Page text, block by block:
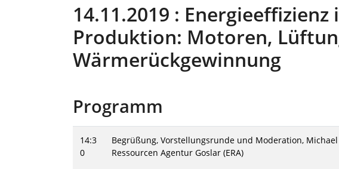
r
h
e
r
e
14.11.2019 : Energieeffizienz
Produktion: Motoren,
Wärmerückgewinnung
Programm
14:3
0
Begrüßung, Vorstellungsrunde und Moderation,
Ressourcen Agentur Goslar (ERA)